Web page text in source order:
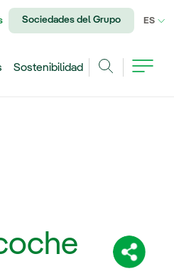
Sociedades del Grupo ES
Sostenibilidad